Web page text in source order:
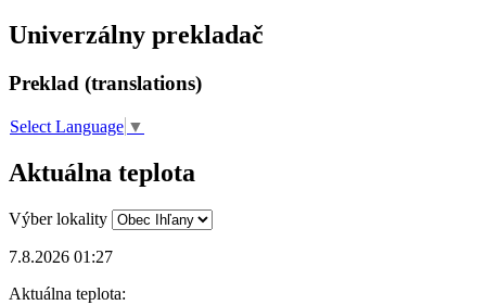
Univerzálny prekladač
Preklad (translations)
Select Language ▼
Aktuálna teplota
Výber lokality
7.8.2026 01:27
Aktuálna teplota: